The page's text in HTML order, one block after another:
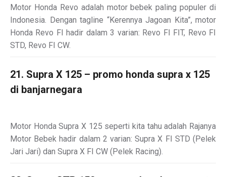
Motor Honda Revo adalah motor bebek paling populer di
Indonesia. Dengan tagline “Kerennya Jagoan Kita”, motor
Honda Revo FI hadir dalam 3 varian: Revo FI FIT, Revo FI
STD, Revo FI CW.
21. Supra X 125 – promo honda supra x 125
di banjarnegara
Motor Honda Supra X 125 seperti kita tahu adalah Rajanya
Motor Bebek hadir dalam 2 varian: Supra X FI STD (Pelek
Jari Jari) dan Supra X FI CW (Pelek Racing).